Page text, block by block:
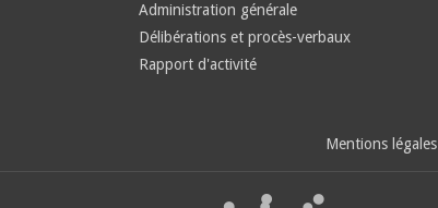
Administration générale
Délibérations et procès-verbaux
Rapport d'activité
Mentions légales